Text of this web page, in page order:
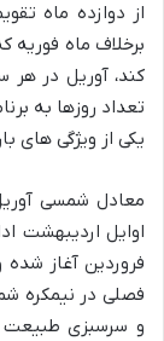
از دوازده ماه
برخلاف ماه
تعداد روزها به
یکی از ویژگی های
معادل شمسی
فصلی در نیمکره
و سرسبزی طبیعت